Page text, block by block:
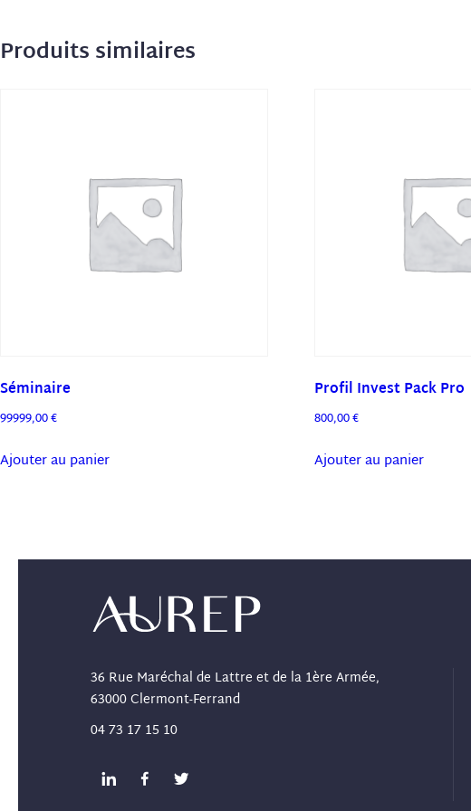
Produits similaires
Séminaire
99999,00€
Ajouter au panier
Profil Invest Pack Pro
800,00€
Ajouter au panier
36 Rue Maréchal de Lattre et de la 1ère Armée,
63000 Clermont-Ferrand
04 73 17 15 10